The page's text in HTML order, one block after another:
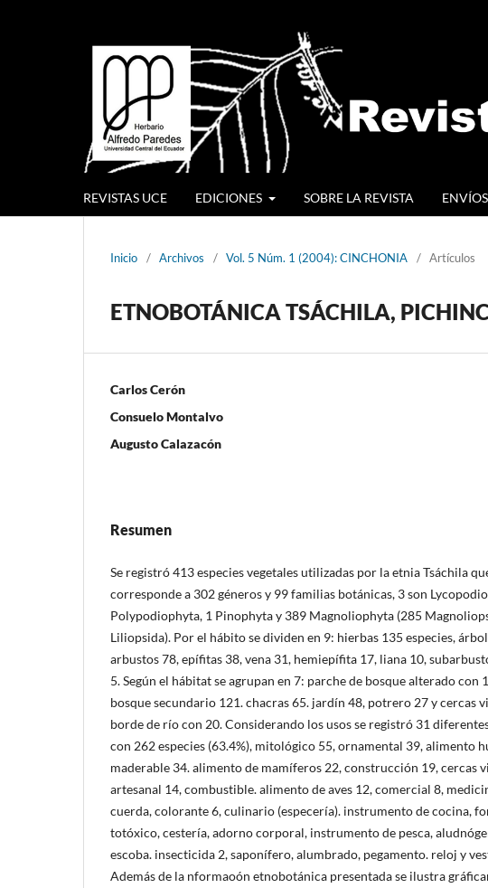
REVISTAS UCE EDICIONES SOBRE LA REVISTA ENVÍOS
Inicio / Archivos / Vol. 5 Núm. 1 (2004): CINCHONIA / Artículos
ETNOBOTÁNICA TSÁCHILA,
Carlos Cerón
Consuelo Montalvo
Augusto Calazacón
Resumen
Se registró 413 especies vegetales utilizadas por la etnia Tsáchila
corresponde a 302 géneros y 99 familias botánicas, 3 son
Polypodiophyta, 1 Pinophyta y 389 Magnoliophyta (285
Liliopsida). Por el hábito se dividen en 9: hierbas 135 especies,
arbustos 78, epífitas 38, vena 31, hemiepífita 17, liana 10,
5. Según el hábitat se agrupan en 7: parche de bosque alterado con
bosque secundario 121. chacras 65. jardín 48, potrero 27 y cercas
borde de río con 20. Considerando los usos se registró 31
con 262 especies (63.4%), mitológico 55, ornamental 39, alimento
maderable 34. alimento de mamíferos 22, construcción 19, cercas
artesanal 14, combustible. alimento de aves 12, comercial 8,
cuerda, colorante 6, culinario (especería). instrumento de cocina,
totóxico, cestería, adorno corporal, instrumento de pesca,
escoba. insecticida 2, saponífero, alumbrado, pegamento. reloj y
Además de la nformaoón etnobotánica presentada se ilustra